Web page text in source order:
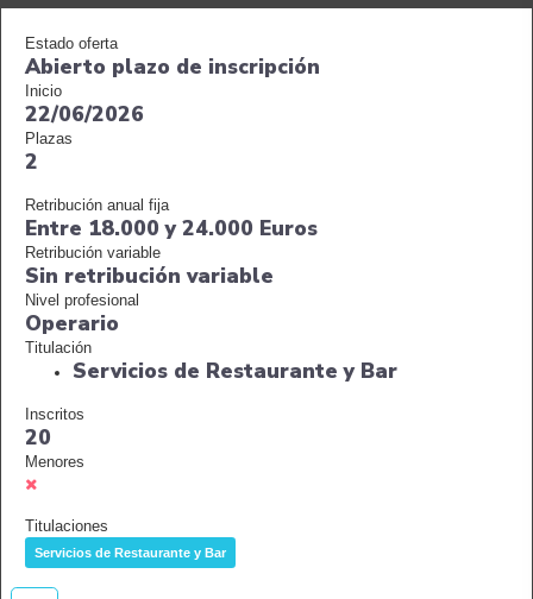
Estado oferta
Abierto plazo de inscripción
Inicio
22/06/2026
Plazas
2
Retribución anual fija
Entre 18.000 y 24.000 Euros
Retribución variable
Sin retribución variable
Nivel profesional
Operario
Titulación
Servicios de Restaurante y Bar
Inscritos
20
Menores
Titulaciones
Servicios de Restaurante y Bar